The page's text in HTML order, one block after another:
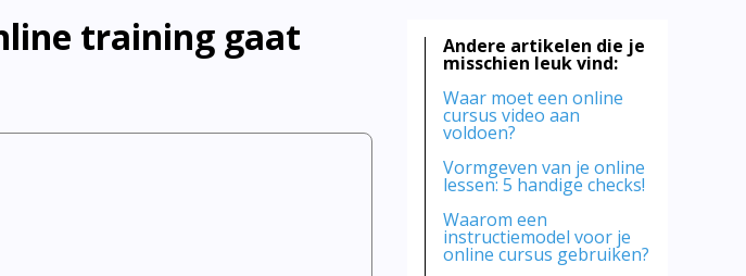
Andere artikelen die je
misschien leuk vind:
Waar moet een online
cursus video aan
voldoen?
Vormgeven van je online
lessen: 5 handige checks!
Waarom een
instructiemodel voor je
online cursus gebruiken?
training gaat